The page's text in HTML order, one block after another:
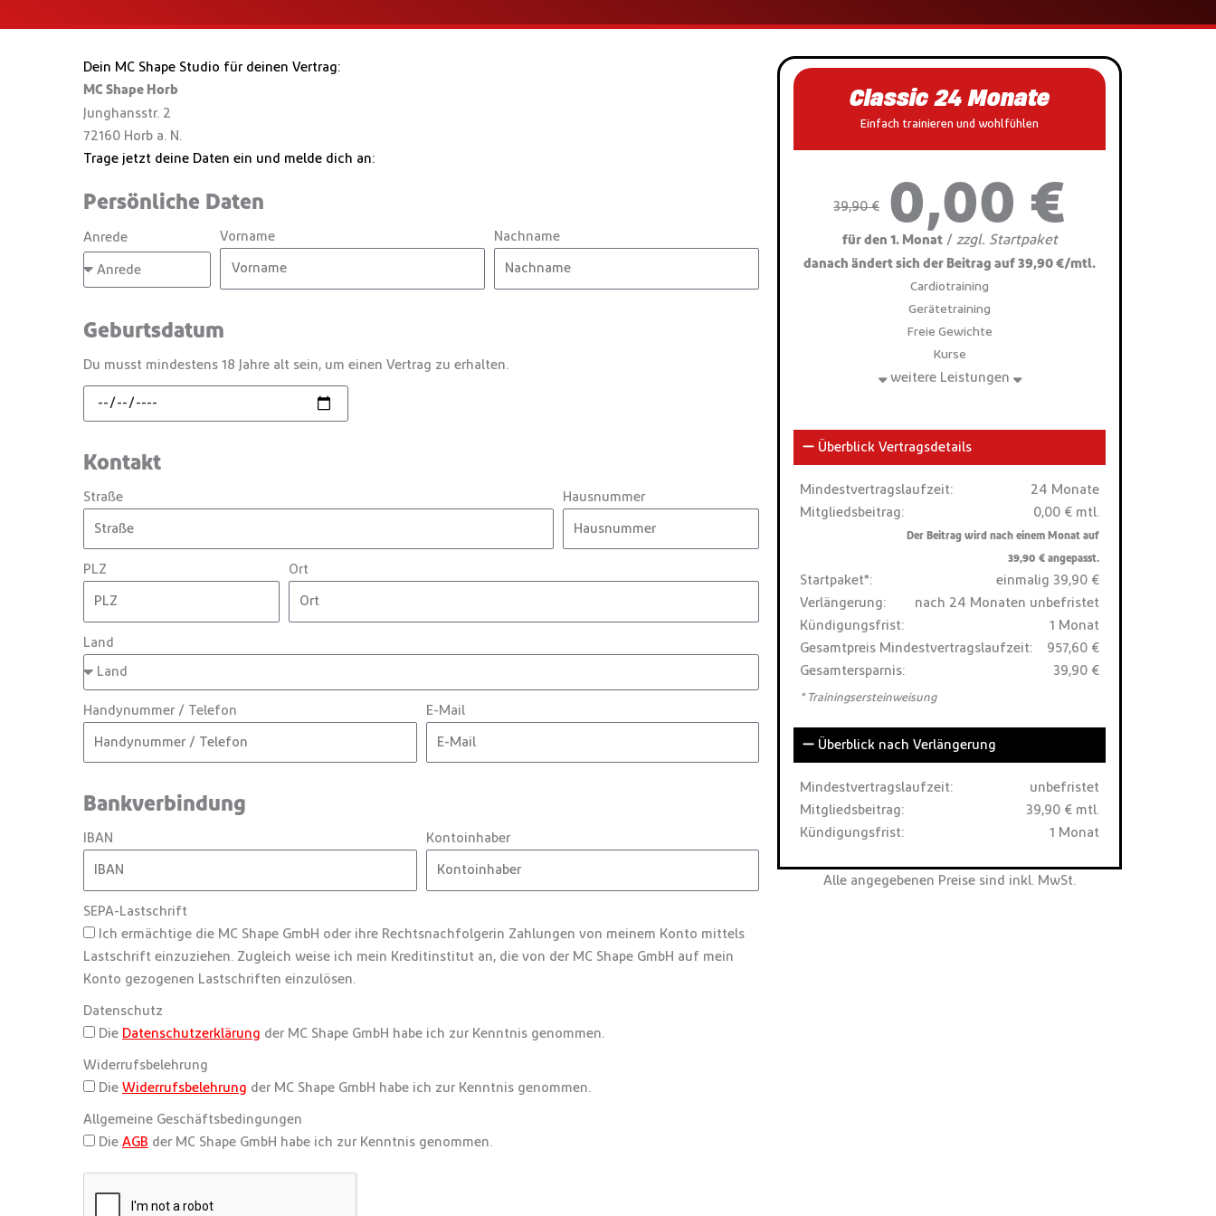
Dein MC Shape Studio für deinen Vertrag:
MC Shape Horb
Junghansstr. 2
72160 Horb a. N.
Trage jetzt deine Daten ein und melde dich an:
Persönliche Daten
Anrede Vorname Nachname
Geburtsdatum
Du musst mindestens 18 Jahre alt sein, um einen Vertrag zu erhalten.
Kontakt
Straße Hausnummer
PLZ Ort
Land
Handynummer / Telefon E-Mail
Bankverbindung
IBAN Kontoinhaber
SEPA-Lastschrift
Ich ermächtige die MC Shape GmbH oder ihre Rechtsnachfolgerin Zahlungen von meinem Konto mittels
Lastschrift einzuziehen. Zugleich weise ich mein Kreditinstitut an, die von der MC Shape GmbH auf mein
Konto gezogenen Lastschriften einzulösen.
Datenschutz
Die Datenschutzerklärung der MC Shape GmbH habe ich zur Kenntnis genommen.
Widerrufsbelehrung
Die Widerrufsbelehrung der MC Shape GmbH habe ich zur Kenntnis genommen.
Allgemeine Geschäftsbedingungen
Die AGB der MC Shape GmbH habe ich zur Kenntnis genommen.
Classic 24 Monate
Einfach trainieren und wohlfühlen
39,90 € 0,00 €
für den 1. Monat/ zzgl. Startpaket
danach ändert sich der Beitrag auf 39,90 €/mtl.
Cardiotraining
Gerätetraining
Freie Gewichte
Kurse
weitere Leistungen
Überblick Vertragsdetails
Mindestvertragslaufzeit:
24 Monate
Mitgliedsbeitrag:
0,00 € mtl.
Der Beitrag wird nach einem Monat auf
39,90 € angepasst.
Startpaket*:
einmalig 39,90 €
Verlängerung:
nach 24 Monaten unbefristet
Kündigungsfrist:
1 Monat
Gesamtpreis Mindestvertragslaufzeit:
957,60 €
Gesamtersparnis:
39,90 €
* Trainingsersteinweisung
Überblick nach Verlängerung
Mindestvertragslaufzeit:
unbefristet
Mitgliedsbeitrag:
39,90 € mtl.
Kündigungsfrist:
1 Monat
Alle angegebenen Preise sind inkl. MwSt.